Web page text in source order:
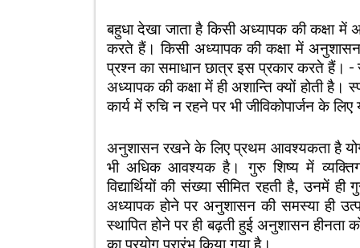
बहुधा देखा जाता है किसी अध्यापक की कक्षा में
करते हैं। किसी अध्यापक की कक्षा में
प्रश्न का समाधान छात्र इस प्रकार करते हैं।
अध्यापक की कक्षा में ही अशान्ति क्यों होती
कार्य में रुचि न रहने पर भी जीविकोपार्जन के
अनुशासन रखने के लिए प्रथम आवश्यकता है
भी अधिक आवश्यक है। गुरु शिष्य में
विद्यार्थियों की संख्या सीमित रहती है, उनमें
अध्यापक होने पर अनुशासन की समस्या ही
स्थापित होने पर ही बढ़ती हुई अनुशासन